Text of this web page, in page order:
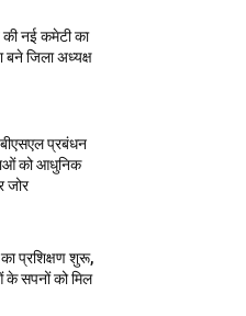
की नई कमेटी का
बने जिला अध्यक्ष
प्रबंधन
को आधुनिक
जोर
का प्रशिक्षण शुरू,
सपनों को मिल